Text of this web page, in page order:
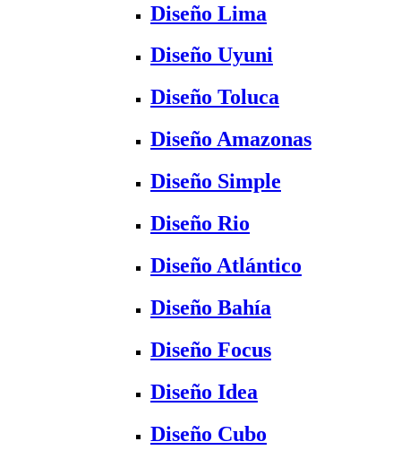
Diseño Lima
Diseño Uyuni
Diseño Toluca
Diseño Amazonas
Diseño Simple
Diseño Rio
Diseño Atlántico
Diseño Bahía
Diseño Focus
Diseño Idea
Diseño Cubo